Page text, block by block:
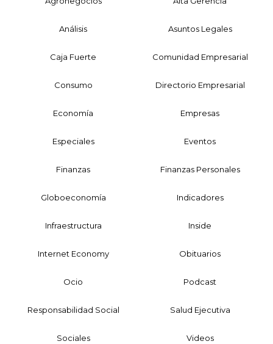
Análisis Asuntos Legales
Caja Fuerte Comunidad Empresarial
Consumo Directorio Empresarial
Economía Empresas
Especiales Eventos
Finanzas Finanzas Personales
Globoeconomía Indicadores
Infraestructura Inside
Internet Economy Obituarios
Ocio Podcast
Responsabilidad Social Salud Ejecutiva
Sociales Videos